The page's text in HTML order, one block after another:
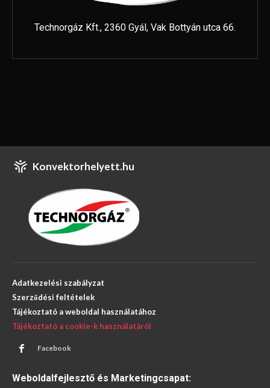
Technorgáz Kft., 2360 Gyál, Vak Bottyán utca 66.
Konvektorhelyett.hu
Adatkezelési szabályzat
Szerződési feltételek
Tájékoztató a weboldal használatához
Tájékoztató a cookie-k használatáról
Facebook
Weboldalfejlesztő és Marketingcsapat: